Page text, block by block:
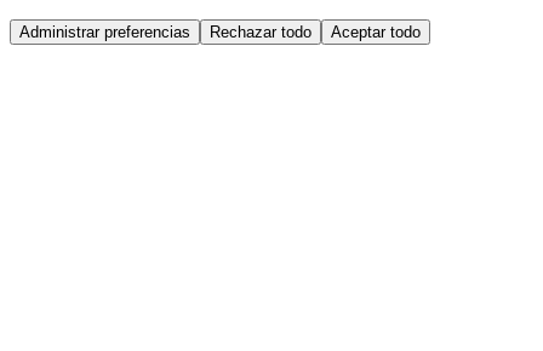
Administrar preferencias Rechazar todo Aceptar todo